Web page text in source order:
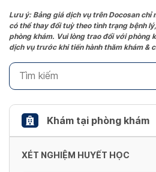
the
question
mark
to
keyboard
shortcuts
changing
Lưu ý: Bảng giá dịch vụ trên Docosan chỉ
có thể thay đổi tuỳ theo tình trạng bệnh
phòng khám. Vui lòng trao đổi với phòng
dịch vụ trước khi tiến hành thăm khám &
Khám tại phòng khám
XÉT NGHIỆM HUYẾT HỌC